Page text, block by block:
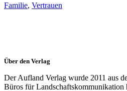
Familie, Vertrauen
Über den Verlag
Der Aufland Verlag wurde 2011 aus
Büros für Landschaftskommunikation